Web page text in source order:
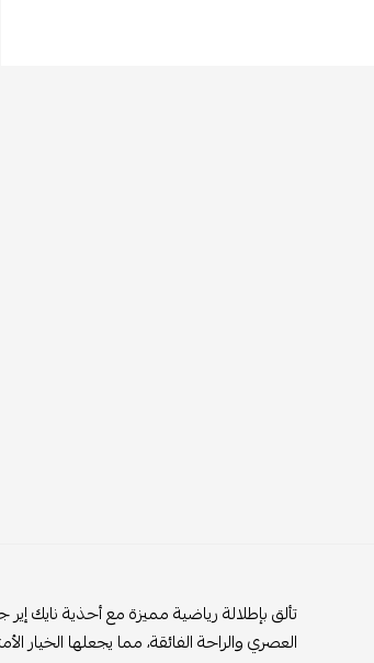
تألق بإطلالة رياضية مميزة مع أحذية نايك
العصري والراحة الفائقة، مما يجعلها الخيار